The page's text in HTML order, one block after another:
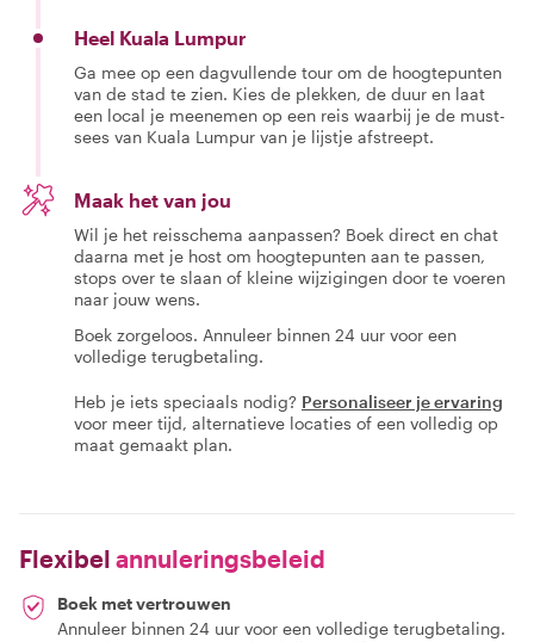
Heel Kuala Lumpur
Ga mee op een dagvullende tour om de hoogtepunten
van de stad te zien. Kies de plekken, de duur en laat
een local je meenemen op een reis waarbij je de must-
sees van Kuala Lumpur van je lijstje afstreept.
Maak het van jou
Wil je het reisschema aanpassen? Boek direct en chat
daarna met je host om hoogtepunten aan te passen,
stops over te slaan of kleine wijzigingen door te voeren
naar jouw wens.
Boek zorgeloos. Annuleer binnen 24 uur voor een
volledige terugbetaling.
Heb je iets speciaals nodig? Personaliseer je ervaring
voor meer tijd, alternatieve locaties of een volledig op
maat gemaakt plan.
Flexibel annuleringsbeleid
Boek met vertrouwen
Annuleer binnen 24 uur voor een volledige terugbetaling.